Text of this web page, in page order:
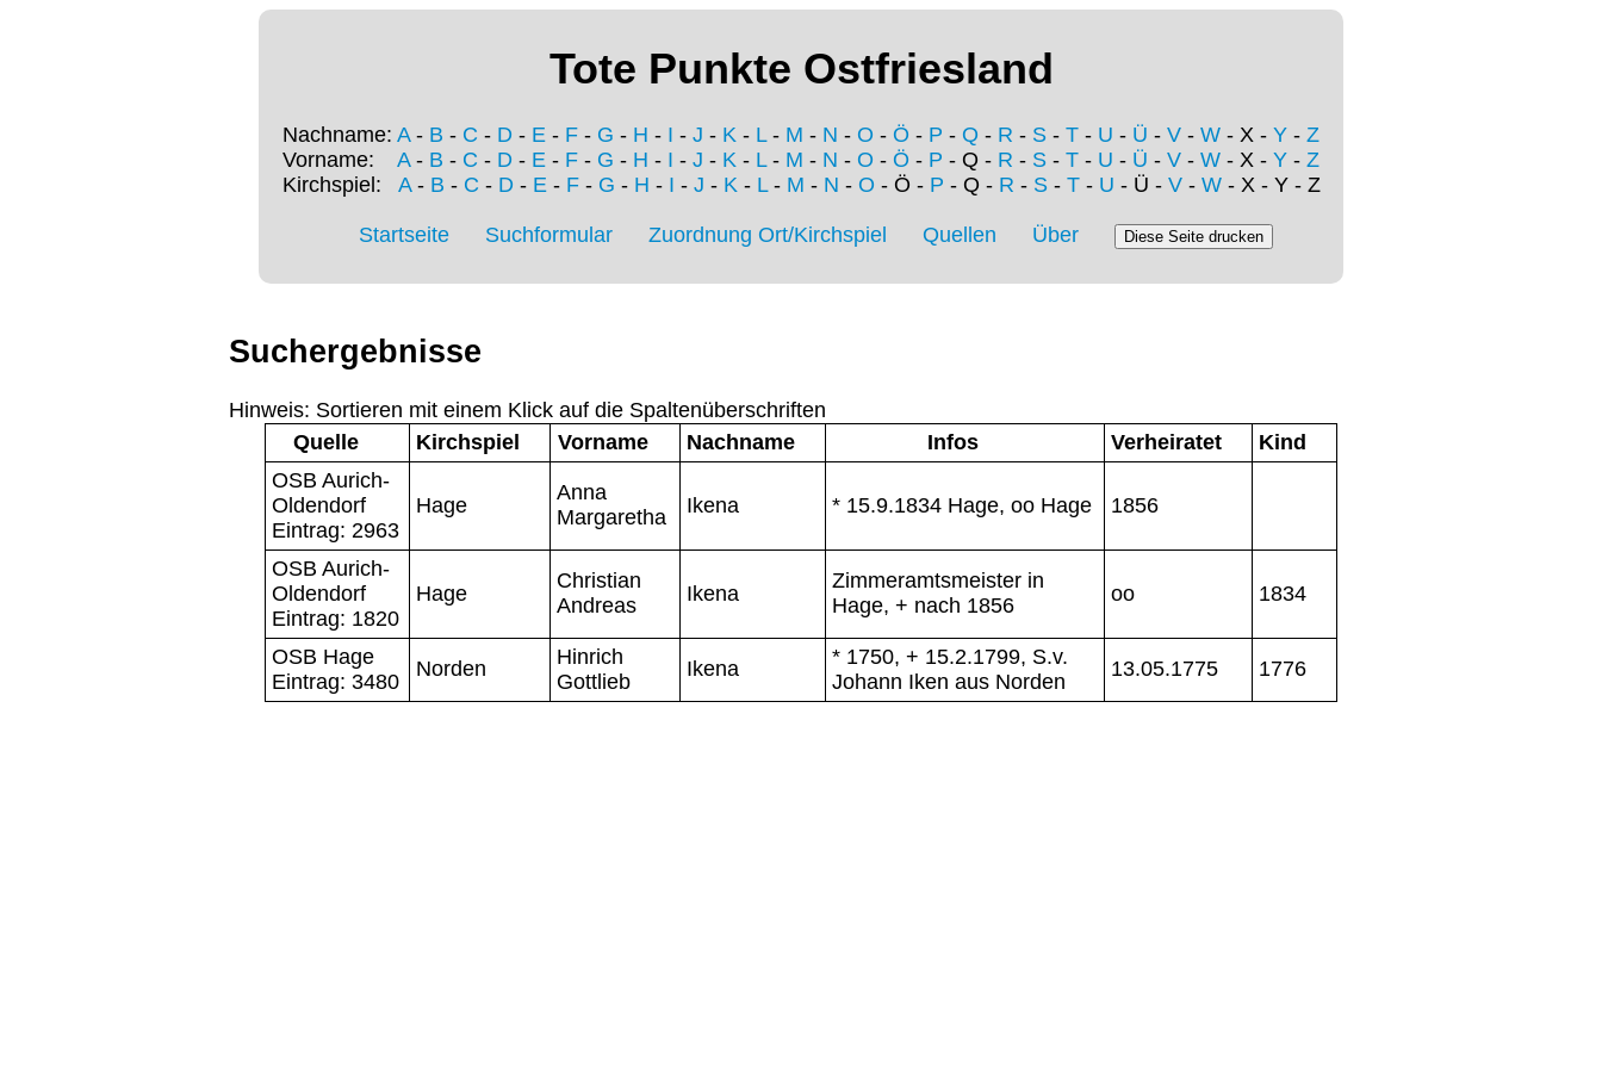
Tote Punkte Ostfriesland
Nachname: A- B - C - D - E - F - G - H - I - J - K - L- M - N - O - Ö - P - Q - R - S - T - U - Ü - V - W - X - Y - Z
Vorname: A- B - C - D - E - F - G - H - I - J - K - L- M - N - O - Ö - P - Q - R - S - T - U - Ü - V - W - X - Y - Z
Kirchspiel: A- B - C - D- E- F- G - H - I - J - K- L- M - N - O - Ö - P - Q - R - S- T- U - Ü - V- W- X - Y - Z
Startseite Suchformular Zuordnung Ort/Kirchspiel Quellen Über
Suchergebnisse
Hinweis: Sortieren mit einem Klick auf die Spaltenüberschriften
Quelle
Kirchspiel Vorname Nachname Infos Verheiratet
Kind
OSB Aurich-
Oldendorf
Eintrag: 2963
Hage
Anna
Margaretha
Ikena * 15.9.1834 Hage, oo Hage 1856
OSB Aurich-
Oldendorf
Eintrag: 1820
Hage
Christian
Andreas
Ikena
Zimmeramtsmeister in
Hage, + nach 1856
oo 1834
OSB Hage
Eintrag: 3480
Norden
Hinrich
Gottlieb
Ikena
* 1750, + 15.2.1799, S.v.
Johann Iken aus Norden
13.05.1775 1776